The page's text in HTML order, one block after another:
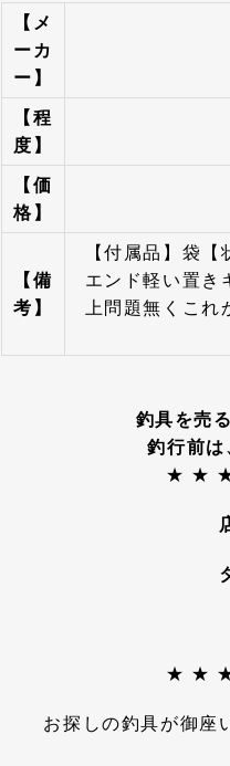
【メ
ーカ
ー】
【程
度】
【価
格】
【備
考】
【付属品】袋
エンド軽い置き
上問題無くこ
釣具を売
釣行前
★ ★
★ ★
お探しの釣具が御座